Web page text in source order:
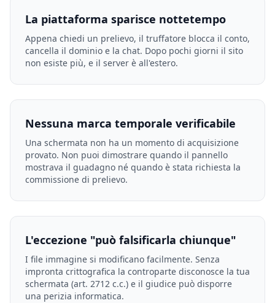
La piattaforma sparisce nottetempo
Appena chiedi un prelievo, il truffatore blocca il conto,
cancella il dominio e la chat. Dopo pochi giorni il sito
non esiste più, e il server è all'estero.
Nessuna marca temporale verificabile
Una schermata non ha un momento di acquisizione
provato. Non puoi dimostrare quando il pannello
mostrava il guadagno né quando è stata richiesta la
commissione di prelievo.
L'eccezione "può falsificarla chiunque"
I file immagine si modificano facilmente. Senza
impronta crittografica la controparte disconosce la tua
schermata (art. 2712 c.c.) e il giudice può disporre
una perizia informatica.